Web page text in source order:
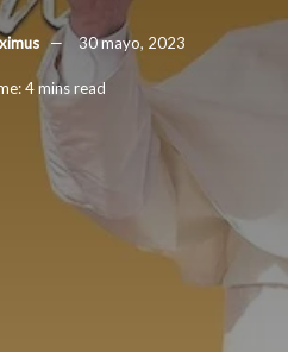
30 mayo, 2023
4 mins read